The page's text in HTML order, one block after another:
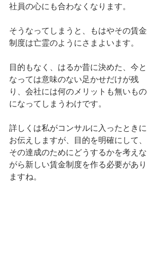
社員の心にも合わなくなります。
そうなってしまうと、もはやその賃金
制度は亡霊のようにさまよいます。
目的もなく、はるか昔に決めた、今と
なっては意味のない足かせだけが残
り、会社には何のメリットも無いもの
になってしまうわけです。
詳しくは私がコンサルに入ったときに
お伝えしますが、目的を明確にして、
その達成のためにどうするかを考えな
がら新しい賃金制度を作る必要があり
ますね。